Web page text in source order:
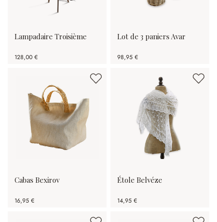
Lampadaire Troisième
128,00 €
Lot de 3 paniers Avar
98,95 €
Cabas Bexirov
16,95 €
Étole Belvéze
14,95 €